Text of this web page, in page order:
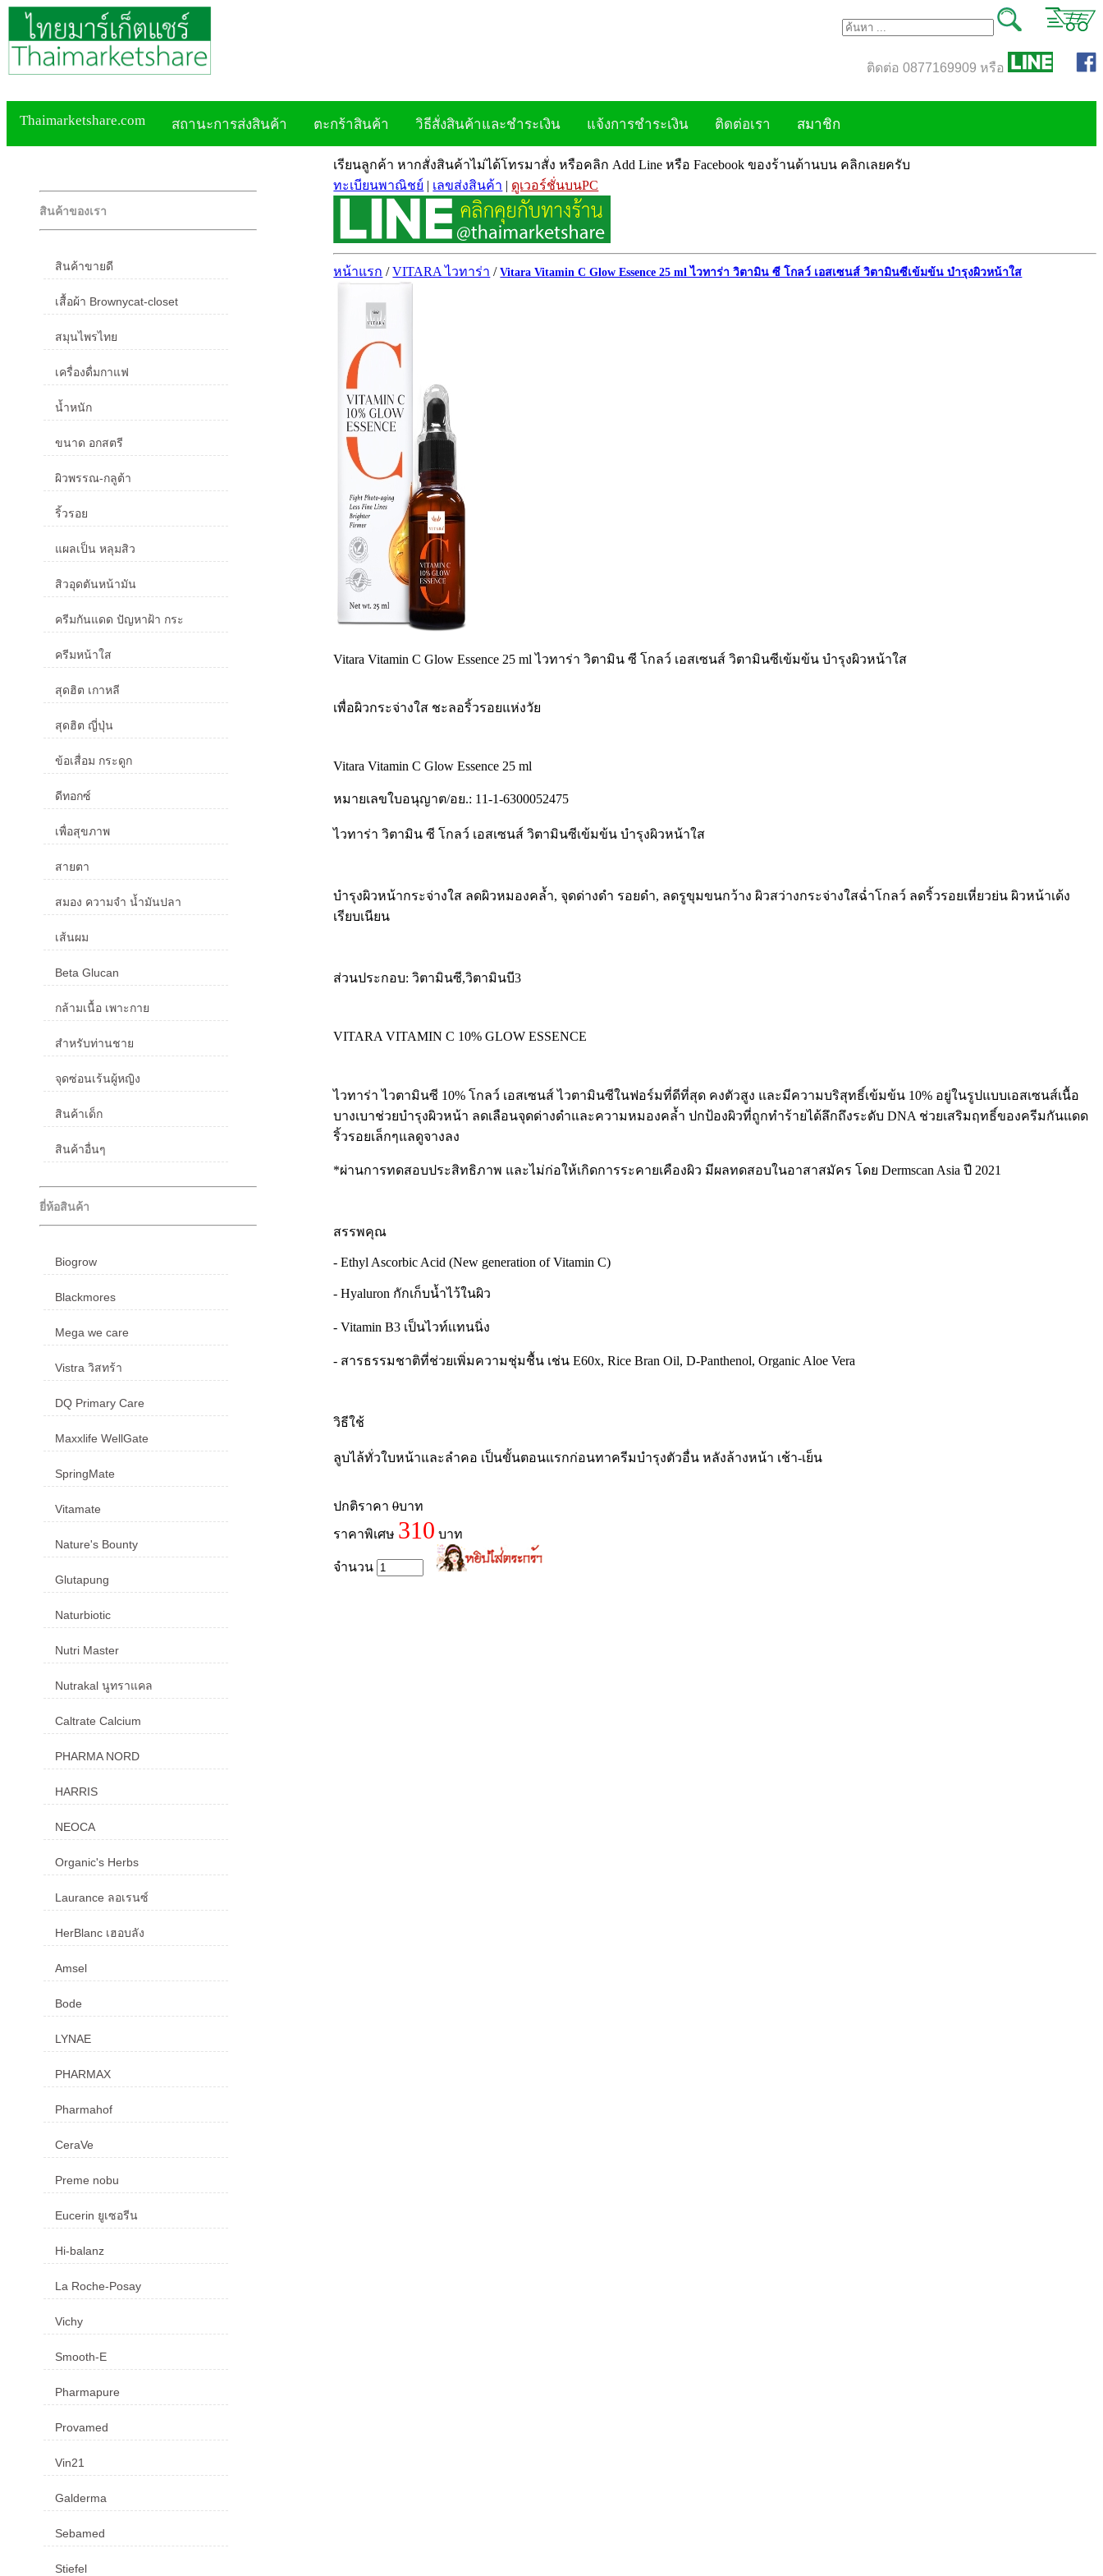
ติดต่อ 0877169909 หรือ
Thaimarketshare.com สถานะการส่งสินค้า ตะกร้าสินค้า วิธีสั่งสินค้าและชำระเงิน แจ้งการชำระเงิน ติดต่อเรา สมาชิก
สินค้าของเรา
สินค้าขายดี
เสื้อผ้า Brownycat-closet
สมุนไพรไทย
เครื่องดื่มกาแฟ
น้ำหนัก
ขนาด อกสตรี
ผิวพรรณ-กลูต้า
ริ้วรอย
แผลเป็น หลุมสิว
สิวอุดตันหน้ามัน
ครีมกันแดด ปัญหาฝ้า กระ
ครีมหน้าใส
สุดฮิต เกาหลี
สุดฮิต ญี่ปุ่น
ข้อเสื่อม กระดูก
ดีทอกซ์
เพื่อสุขภาพ
สายตา
สมอง ความจำ น้ำมันปลา
เส้นผม
Beta Glucan
กล้ามเนื้อ เพาะกาย
สำหรับท่านชาย
จุดซ่อนเร้นผู้หญิง
สินค้าเด็ก
สินค้าอื่นๆ
ยี่ห้อสินค้า
Biogrow
Blackmores
Mega we care
Vistra วิสทร้า
DQ Primary Care
Maxxlife WellGate
SpringMate
Vitamate
Nature's Bounty
Glutapung
Naturbiotic
Nutri Master
Nutrakal นูทราแคล
Caltrate Calcium
PHARMA NORD
HARRIS
NEOCA
Organic's Herbs
Laurance ลอเรนซ์
HerBlanc เฮอบลัง
Amsel
Bode
LYNAE
PHARMAX
Pharmahof
CeraVe
Preme nobu
Eucerin ยูเซอรีน
Hi-balanz
La Roche-Posay
Vichy
Smooth-E
Pharmapure
Provamed
Vin21
Galderma
Sebamed
Stiefel
เรียนลูกค้า หากสั่งสินค้าไม่ได้โทรมาสั่ง หรือคลิก Add Line หรือ Facebook ของร้านด้านบน คลิกเลยครับ
ทะเบียนพาณิชย์ | เลขส่งสินค้า | ดูเวอร์ชั่นบนPC
หน้าแรก /VITARA ไวทาร่า /Vitara Vitamin C Glow Essence 25 ml ไวทาร่า วิตามิน ซี โกลว์ เอสเซนส์ วิตามินซีเข้มข้น บำรุงผิวหน้าใส
Vitara Vitamin C Glow Essence 25 ml ไวทาร่า วิตามิน ซี โกลว์ เอสเซนส์ วิตามินซีเข้มข้น บำรุงผิวหน้าใส
เพื่อผิวกระจ่างใส ชะลอริ้วรอยแห่งวัย
Vitara Vitamin C Glow Essence 25 ml
หมายเลขใบอนุญาต/อย.: 11-1-6300052475
ไวทาร่า วิตามิน ซี โกลว์ เอสเซนส์ วิตามินซีเข้มข้น บำรุงผิวหน้าใส
บำรุงผิวหน้ากระจ่างใส ลดผิวหมองคล้ำ, จุดด่างดำ รอยดำ, ลดรูขุมขนกว้าง ผิวสว่างกระจ่างใสฉ่ำโกลว์ ลดริ้วรอยเหี่ยวย่น ผิวหน้าเด้ง
เรียบเนียน
ส่วนประกอบ: วิตามินซี,วิตามินบี3
VITARA VITAMIN C 10% GLOW ESSENCE
ไวทาร่า ไวตามินซี 10% โกลว์ เอสเซนส์ ไวตามินซีในฟอร์มที่ดีที่สุด คงตัวสูง และมีความบริสุทธิ์เข้มข้น 10% อยู่ในรูปแบบเอสเซนส์เนื้อ
บางเบาช่วยบำรุงผิวหน้า ลดเลือนจุดด่างดำและความหมองคล้ำ ปกป้องผิวที่ถูกทำร้ายได้ลึกถึงระดับ DNA ช่วยเสริมฤทธิ์ของครีมกันแดด
ริ้วรอยเล็กๆแลดูจางลง
*ผ่านการทดสอบประสิทธิภาพ และไม่ก่อให้เกิดการระคายเคืองผิว มีผลทดสอบในอาสาสมัคร โดย Dermscan Asia ปี 2021
สรรพคุณ
- Ethyl Ascorbic Acid (New generation of Vitamin C)
- Hyaluron กักเก็บน้ำไว้ในผิว
- Vitamin B3 เป็นไวท์เเทนนิ่ง
- สารธรรมชาติที่ช่วยเพิ่มความชุ่มชื้น เช่น E60x, Rice Bran Oil, D-Panthenol, Organic Aloe Vera
วิธีใช้
ลูบไล้ทั่วใบหน้าและลำคอ เป็นขั้นตอนแรกก่อนทาครีมบำรุงตัวอื่น หลังล้างหน้า เช้า-เย็น
ปกติราคา0บาท
ราคาพิเศษ 310 บาท
จำนวน